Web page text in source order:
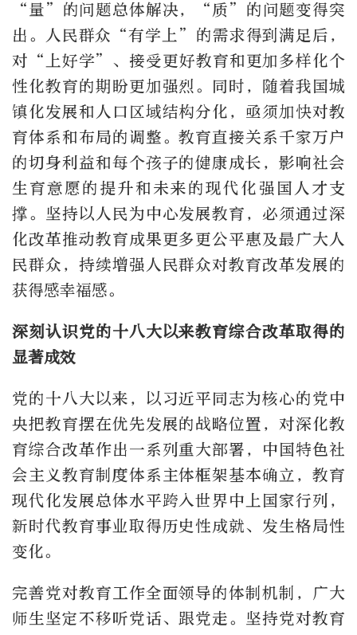
“量”的问题总体解决，“质”的问题变得突
出。人民群众“有学上”的需求得到满足后，
对“上好学”、接受更好教育和更加多样化个
性化教育的期盼更加强烈。同时，随着我国城
镇化发展和人口区域结构分化，亟须加快对教
育体系和布局的调整。教育直接关系千家万户
的切身利益和每个孩子的健康成长，影响社会
生育意愿的提升和未来的现代化强国人才支
撑。坚持以人民为中心发展教育，必须通过深
化改革推动教育成果更多更公平惠及最广大人
民群众，持续增强人民群众对教育改革发展的
获得感幸福感。
深刻认识党的十八大以来教育综合改革取得的
显著成效
党的十八大以来，以习近平同志为核心的党中
央把教育摆在优先发展的战略位置，对深化教
育综合改革作出一系列重大部署，中国特色社
会主义教育制度体系主体框架基本确立，教育
现代化发展总体水平跨入世界中上国家行列，
新时代教育事业取得历史性成就、发生格局性
变化。
完善党对教育工作全面领导的体制机制，广大
师生坚定不移听党话、跟党走。坚持党对教育